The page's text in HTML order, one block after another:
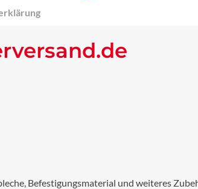
Befestigungsmaterial und weiteres